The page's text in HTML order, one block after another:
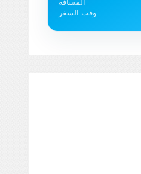
المسافة
وقت السفر